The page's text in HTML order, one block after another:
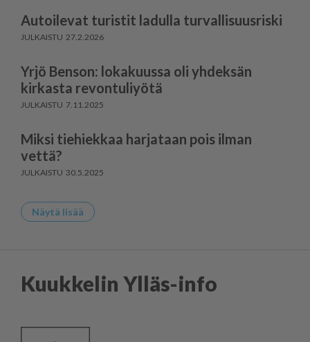
Autoilevat turistit ladulla turvallisuusriski
27.2.2026
Yrjö Benson: lokakuussa oli yhdeksän
kirkasta revontuliyötä
7.11.2025
Miksi tiehiekkaa harjataan pois ilman
vettä?
30.5.2025
Näytä lisää
Kuukkelin Ylläs-info